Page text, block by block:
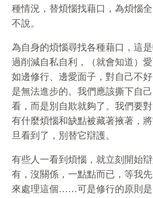
種情況，替煩惱找藉口，為煩惱
不說。
為自身的煩惱尋找各種藉口，這
過削減自私自利，（就會知道）
如邊修行、邊愛面子，對自己不
是無法進步的。我們應該撕下自
看，而是別自欺就夠了。我們要
有什麼煩惱和缺點被藏著掖著，
旦看到了，別替它辯護。
有些人一看到煩惱，就立刻開始
有，沒關係，一點點而已，等我
來處理這個……可是修行的原則是